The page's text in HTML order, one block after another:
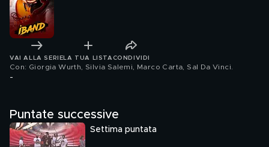
VAI ALLA SERIE LA TUA LISTA CONDIVIDI
Con: Giorgia Wurth, Silvia Salemi, Marco Carta, Sal Da Vinci
-
Puntate successive
Settima puntata